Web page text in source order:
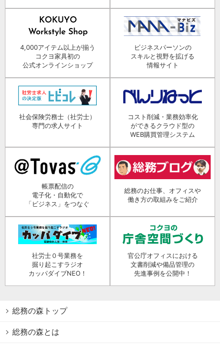
4,000アイテム以上が揃う
コクヨ家具初の
公式オンラインショップ
ビジネスパーソンの
スキルと視野を拡げる
情報サイト
社会保険労務士（社労士）
専門の求人サイト
コスト削減・業務効率化
ができるクラウド型の
WEB購買管理システム
帳票配信の
電子化・自動化で
「ビジネス」をつなぐ
総務のお仕事、オフィスや
働き方の取組みをご紹介
社労士０号業務を
掘り起こすラジオ
カッパダイブNEO！
官公庁オフィスにおける
文書削減や備品管理の
先進事例を公開中！
総務の森トップ
総務の森とは